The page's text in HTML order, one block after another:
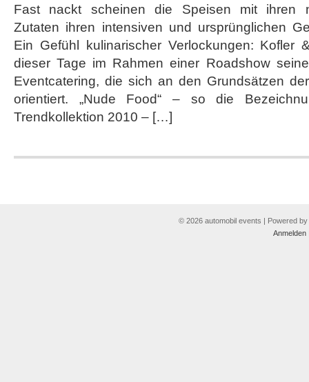
Fast nackt scheinen die Speisen mit ihren
Zutaten ihren intensiven und ursprünglichen
Ein Gefühl kulinarischer Verlockungen: Kofler
dieser Tage im Rahmen einer Roadshow
Eventcatering, die sich an den Grundsätzen
orientiert. „Nude Food“ – so die
Trendkollektion 2010 – […]
© 2026 automobil events | Powered by
Anmelden|